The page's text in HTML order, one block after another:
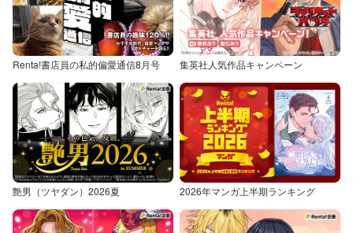
Renta!書店員の私的偏愛通信8月号 集英社人気作品キャンペーン
艶男（ツヤダン）2026夏 2026年マンガ上半期ランキング